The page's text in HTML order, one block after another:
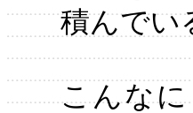
積んでい
こんな